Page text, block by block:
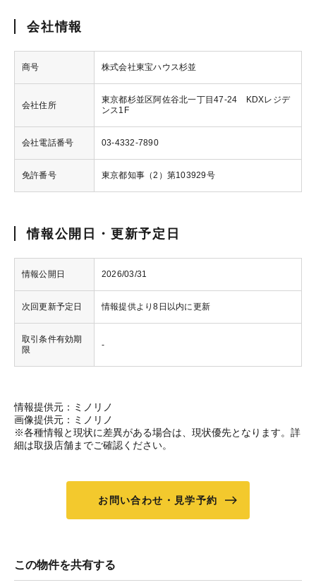
会社情報
商号 株式会社東宝ハウス杉並
会社住所
東京都杉並区阿佐谷北一丁目47-24 KDXレジデ
ンス1F
会社電話番号 03-4332-7890
免許番号 東京都知事（2）第103929号
情報公開日・更新予定日
情報公開日 2026/03/31
次回更新予定日 情報提供より8日以内に更新
取引条件有効期
限
-
情報提供元：ミノリノ
画像提供元：ミノリノ
※各種情報と現状に差異がある場合は、現状優先となります。詳
細は取扱店舗までご確認ください。
お問い合わせ・見学予約
この物件を共有する